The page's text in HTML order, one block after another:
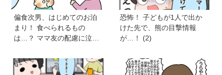
偏食次男、はじめてのお泊
まり！ 食べられるもの
は…？ ママ友の配慮に泣い
べるの！？】vol.53
恐怖！ 子どもが1人で出か
けた先で、熊の目撃情報
が…！ (2)